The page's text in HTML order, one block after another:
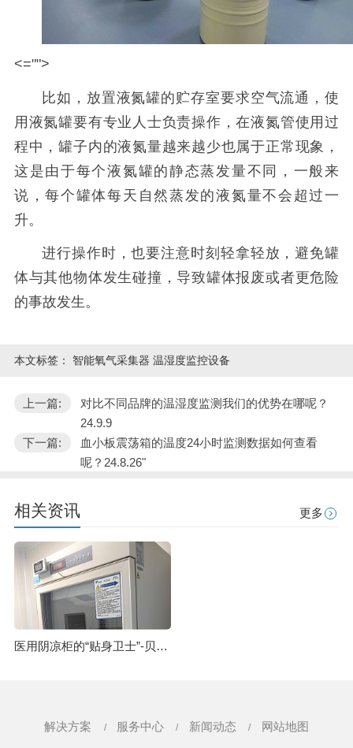
<="">
比如，放置液氮罐的贮存室要求空气流通，使
用液氮罐要有专业人士负责操作，在液氮管使用过
程中，罐子内的液氮量越来越少也属于正常现象，
这是由于每个液氮罐的静态蒸发量不同，一般来
说，每个罐体每天自然蒸发的液氮量不会超过一
升。
进行操作时，也要注意时刻轻拿轻放，避免罐
体与其他物体发生碰撞，导致罐体报废或者更危险
的事故发生。
本文标签： 智能氧气采集器 温湿度监控设备
上一篇:
对比不同品牌的温湿度监测我们的优势在哪呢？
24.9.9
下一篇:
血小板震荡箱的温度24小时监测数据如何查看
呢？24.8.26"
相关资讯 更多
医用阴凉柜的“贴身卫士”-贝尔智能温度监控系统24.6.6
解决方案 服务中心 新闻动态 网站地图